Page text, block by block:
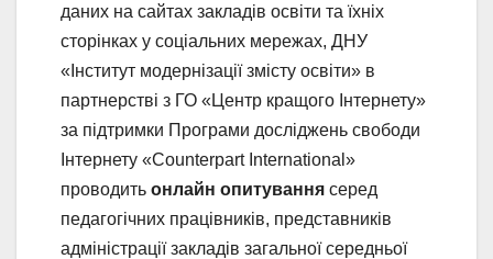
даних на сайтах закладів освіти та їхніх
сторінках у соціальних мережах, ДНУ
«Інститут модернізації змісту освіти» в
партнерстві з ГО «Центр кращого Інтернету»
за підтримки Програми досліджень свободи
Інтернету «Counterpart International»
проводить онлайн опитування серед
педагогічних працівників, представників
адміністрації закладів загальної середньої